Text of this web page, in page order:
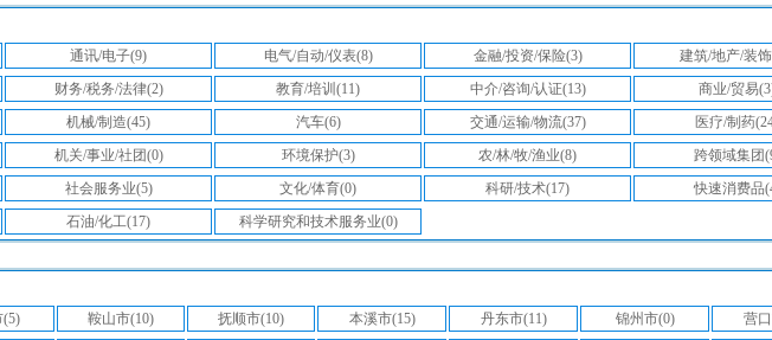
通讯/电子(9) 电气/自动/仪表(8) 金融/投资/保险(3)
建筑/地产/装
财务/税务/法律(2) 教育/培训(11) 中介/咨询/认证(13)
商业/贸易
机械/制造(45) 汽车(6) 交通/运输/物流(37)
医疗/制药
机关/事业/社团(0) 环境保护(3) 农/林/牧/渔业(8)
跨领域集团
社会服务业(5) 文化/体育(0) 科研/技术(17)
快速消费品
石油/化工(17) 科学研究和技术服务业(0)
(5) 鞍山市(10) 抚顺市(10) 本溪市(15) 丹东市(11) 锦州市(0)
营